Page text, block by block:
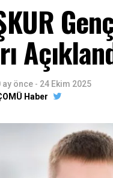
ay önce - 24 Ekim 2025
Haber